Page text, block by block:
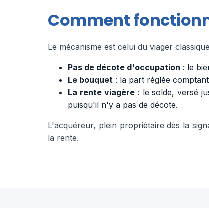
Comment
Le mécanisme est celui du viager
Pas de décote d'occupation : le
Le bouquet : la part réglée
La rente viagère: le solde, versé
puisqu'il n'y a pas de décote.
L'acquéreur, plein propriétaire dès la
la rente.